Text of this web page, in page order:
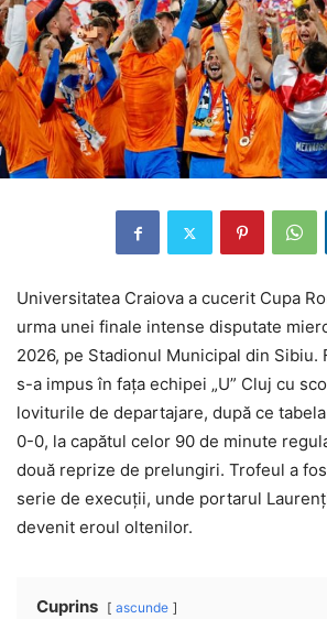
Universitatea Craiova a cucerit Cupa
urma unei finale intense disputate
2026, pe Stadionul Municipal din Sibiu.
s-a impus în fața echipei „U” Cluj cu
loviturile de departajare, după ce
0-0, la capătul celor 90 de minute
două reprize de prelungiri. Trofeul a
serie de execuții, unde portarul
devenit eroul oltenilor.
Cuprins ascunde